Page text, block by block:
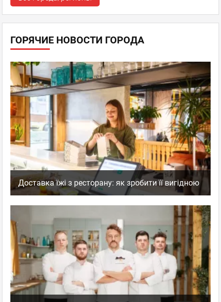
ГОРЯЧИЕ НОВОСТИ ГОРОДА
Доставка їжі з ресторану: як зробити її вигідною